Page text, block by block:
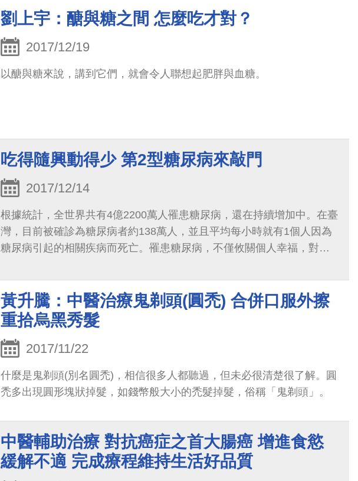
劉上宇：醣與糖之間 怎麼吃才對？
2017/12/19
以醣與糖來說，講到它們，就會令人聯想起肥胖與血糖。
吃得隨興動得少 第2型糖尿病來敲門
2017/12/14
根據統計，全世界共有4億2200萬人罹患糖尿病，還在持續增加中。在臺
灣，目前被確診為糖尿病者約138萬人，並且平均每小時就有1個人因為
糖尿病引起的相關疾病而死亡。罹患糖尿病，不僅攸關個人幸福，對家
黃升騰：中醫治療鬼剃頭(圓禿) 合併口服外擦
重拾烏黑秀髮
2017/11/22
什麼是鬼剃頭(別名圓禿)，相信很多人都聽過，但未必很清楚很了解。圓
禿多出現圓形塊狀掉髮，如錢幣般大小的禿髮掉髮，俗稱「鬼剃頭」。
中醫輔助治療 對抗癌症之首大腸癌 增進食慾
緩解不適 完成療程維持生活好品質